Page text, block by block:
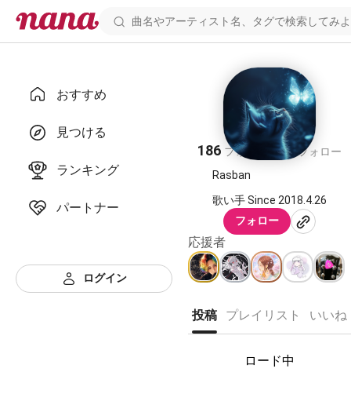
おすすめ
見つける
ランキング
パートナー
ログイン
かなで。
186 フォロワー41 フォロー
Rasban
歌い手 Since 2018.4.26
フォロー
応援者
投稿 プレイリスト いいね
ロード中